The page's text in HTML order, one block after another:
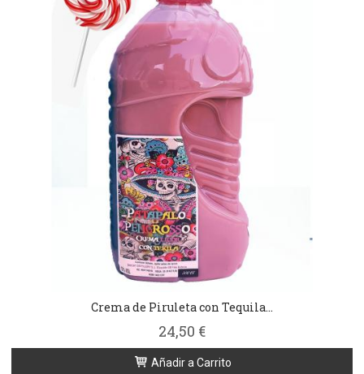
Crema de Piruleta con Tequila...
24,50 €
Añadir a Carrito